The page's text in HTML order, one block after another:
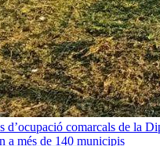
d’ocupació comarcals de la
a més de 140 municipis